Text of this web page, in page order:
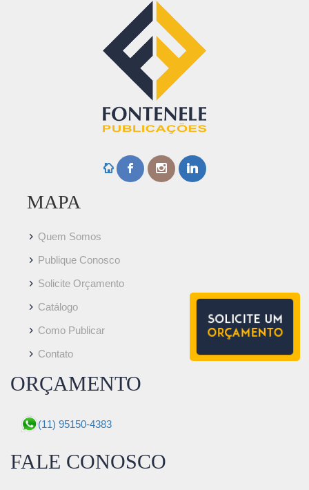
MAPA
Quem Somos
Publique Conosco
Solicite Orçamento
Catálogo
Como Publicar
Contato
ORÇAMENTO
(11) 95150-4383
FALE CONOSCO